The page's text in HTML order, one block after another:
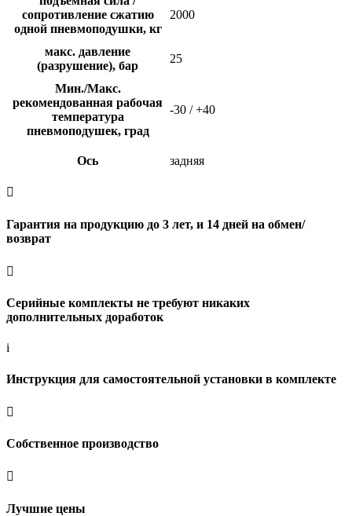
сопротивление сжатию
одной пневмоподушки, кг
2000
макс. давление
(разрушение), бар
25
Мин./Макс.
рекомендованная рабочая
температура
пневмоподушек, град
-30 / +40
Ось задняя

Гарантия на продукцию до 3 лет, и 14 дней на обмен/
возврат

Серийные комплекты не требуют никаких
дополнительных доработок
i
Инструкция для самостоятельной установки в комплекте

Собственное производство

Лучшие цены